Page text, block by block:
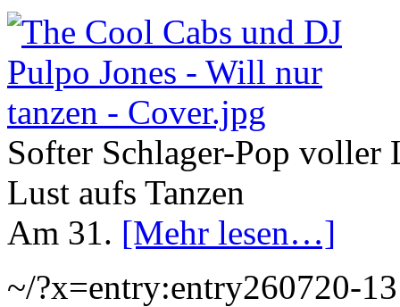
Softer Schlager-Pop
Lust aufs Tanzen
Am 31. [Mehr lesen…]
~/?x=entry:entry260720-